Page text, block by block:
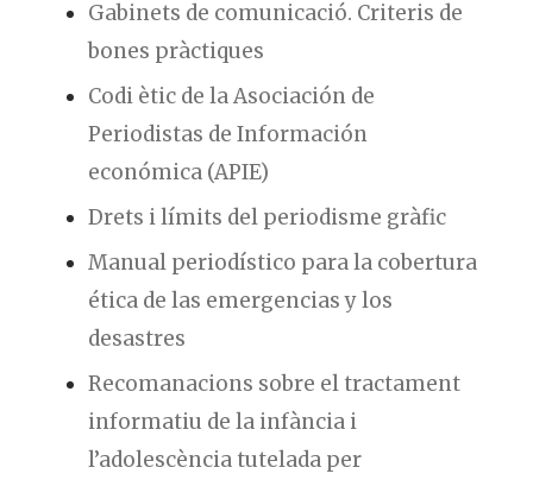
Gabinets de comunicació. Criteris de
bones pràctiques
Codi ètic de la Asociación de
Periodistas de Información
económica (APIE)
Drets i límits del periodisme gràfic
Manual periodístico para la cobertura
ética de las emergencias y los
desastres
Recomanacions sobre el tractament
informatiu de la infància i
l’adolescència tutelada per